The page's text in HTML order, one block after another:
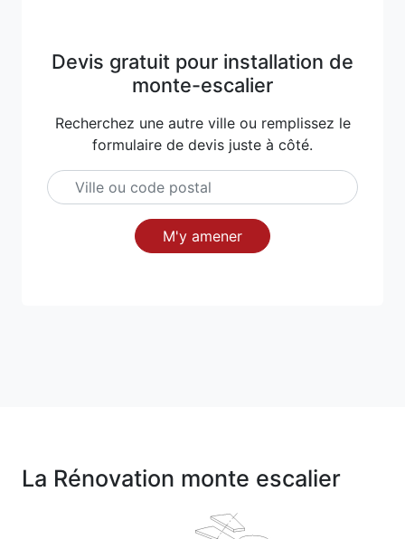
Devis gratuit pour installation de
monte-escalier
Recherchez une autre ville ou remplissez le
formulaire de devis juste à côté.
M'y amener
La Rénovation monte escalier